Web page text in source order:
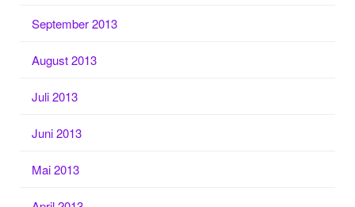
September 2013
August 2013
Juli 2013
Juni 2013
Mai 2013